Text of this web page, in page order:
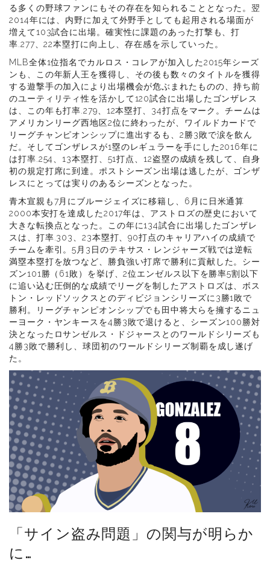
る多くの野球ファンにもその存在を知られることとなった。翌
2014年には、内野に加えて外野手としても起用される場面が
増えて103試合に出場。確実性に課題のあった打撃も、打
率.277、22本塁打に向上し、存在感を示していった。
MLB全体1位指名でカルロス・コレアが加入した2015年シーズ
ンも、この年新人王を獲得し、その後も数々のタイトルを獲得
する遊撃手の加入により出場機会が危ぶまれたものの、持ち前
のユーティリティ性を活かして120試合に出場したゴンザレス
は、この年も打率.279、12本塁打、34打点をマーク。チームは
アメリカンリーグ西地区2位に終わったが、ワイルドカードで
リーグチャンピオンシップに進出するも、2勝3敗で涙を飲ん
だ。そしてゴンザレスが1塁のレギュラーを手にした2016年に
は打率.254、13本塁打、51打点、12盗塁の成績を残して、自身
初の規定打席に到達。ポストシーズン出場は逃したが、ゴンザ
レスにとっては実りのあるシーズンとなった。
青木宣親も7月にブルージェイズに移籍し、6月に日米通算
2000本安打を達成した2017年は、アストロズの歴史において
大きな転換点となった。この年に134試合に出場したゴンザレ
スは、打率.303、23本塁打、90打点のキャリアハイの成績で
チームを牽引。5月3日のテキサス・レンジャーズ戦では逆転
満塁本塁打を放つなど、勝負強い打席で勝利に貢献した。シー
ズン101勝（61敗）を挙げ、2位エンゼルス以下を勝率5割以下
に追い込む圧倒的な成績でリーグを制したアストロズは、ボス
トン・レッドソックスとのディビジョンシリーズに3勝1敗で
勝利。リーグチャンピオンシップでも田中将大らを擁するニュ
ーヨーク・ヤンキースを4勝3敗で退けると、シーズン100勝対
決となったロサンゼルス・ドジャースとのワールドシリーズも
4勝3敗で勝利し、球団初のワールドシリーズ制覇を成し遂げ
た。
「サイン盗み問題」の関与が明らか
に…